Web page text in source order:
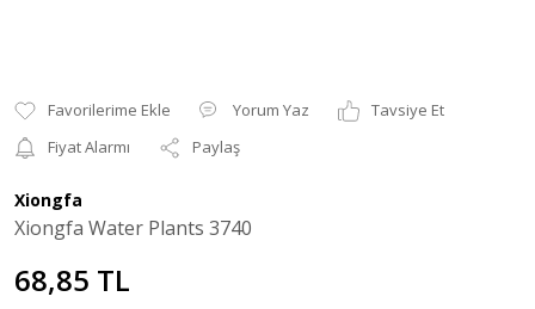
Yorum Yaz
Tavsiye Et
Fiyat Alarmı
Paylaş
Xiongfa
Xiongfa Water Plants 3740
68,85 TL